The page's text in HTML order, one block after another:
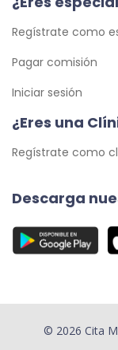
Regístrate como
Pagar comisión
Iniciar sesión
¿Eres una
Regístrate como
Descarga
© 2026 Cita